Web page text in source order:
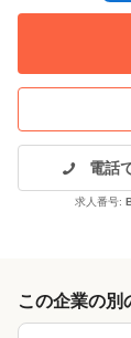
い。
【面接地】
各店舗/本社（
電話
求人番号:
この企業の別